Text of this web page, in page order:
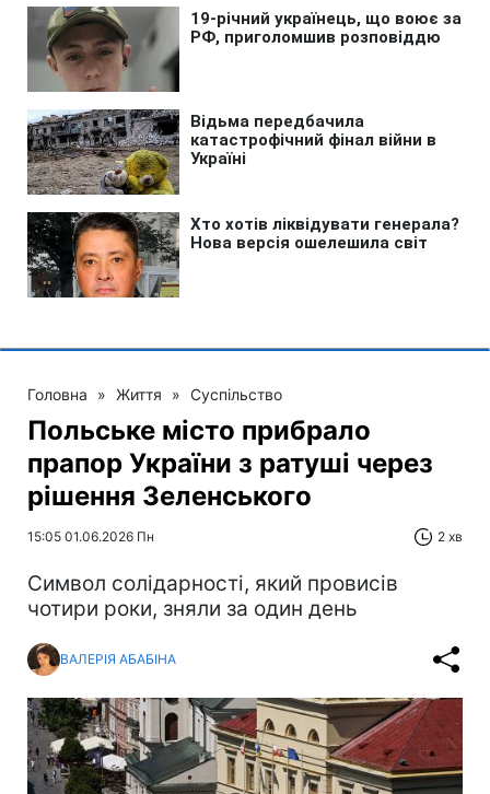
Головна » Життя » Суспільство
Польське місто прибрало
прапор України з ратуші через
рішення Зеленського
15:05 01.06.2026 Пн 2 хв
Символ солідарності, який провисів
чотири роки, зняли за один день
ВАЛЕРІЯ АБАБІНА